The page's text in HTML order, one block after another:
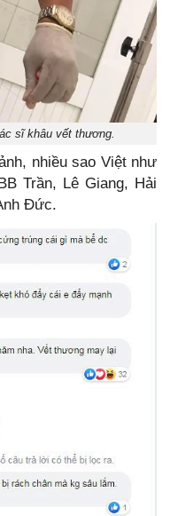
sĩ khâu vết thương.
nhiều sao Việt như
Trần, Lê Giang, Hải
Đức.